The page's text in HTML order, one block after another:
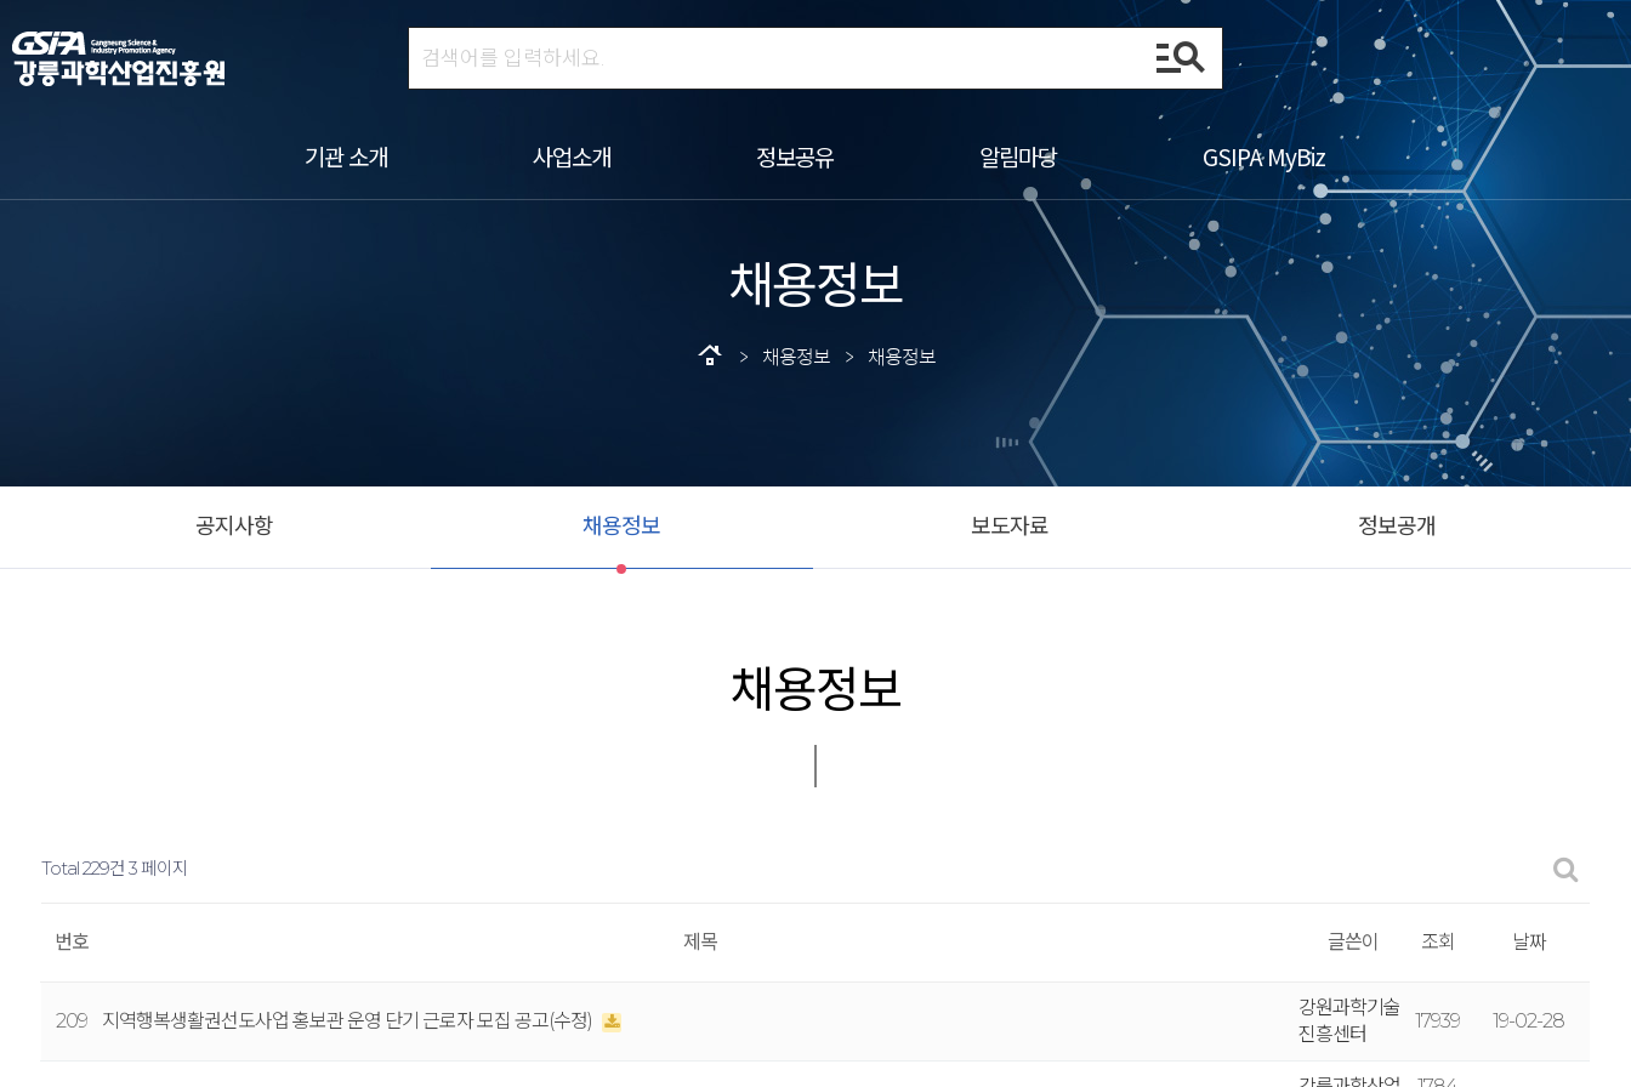
기관 소개 사업소개 정보공유 알림마당 GSIPA MyBiz
채용정보
roofing > 채용정보 > 채용정보
공지사항 채용정보 보도자료 정보공개
채용정보
Total 229건 3 페이지
번호 제목 글쓴이 조회 날짜
209 지역행복생활권선도사업 홍보관 운영 단기 근로자 모집 공고(수정)
강원과학기술
진흥센터
17939 19-02-28